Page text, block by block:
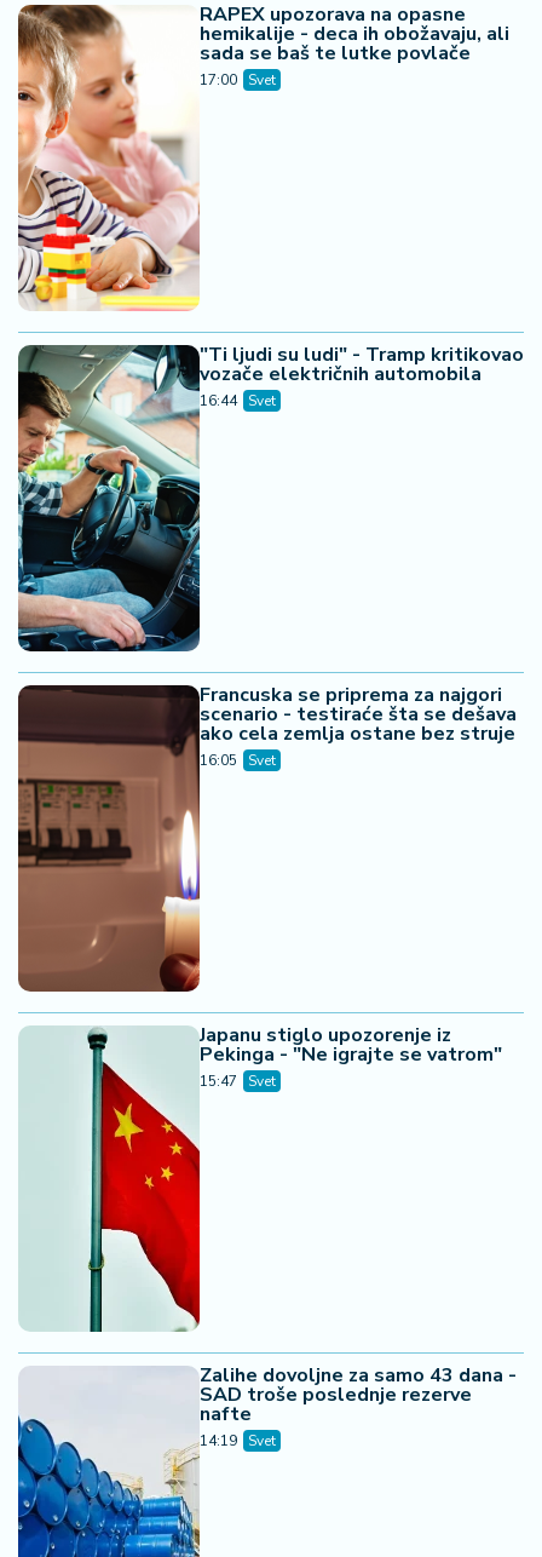
RAPEX upozorava na opasne
hemikalije - deca ih obožavaju, ali
sada se baš te lutke povlače
17:00 Svet
"Ti ljudi su ludi" - Tramp kritikovao
vozače električnih automobila
16:44 Svet
Francuska se priprema za najgori
scenario - testiraće šta se dešava
ako cela zemlja ostane bez struje
16:05 Svet
Japanu stiglo upozorenje iz
Pekinga - "Ne igrajte se vatrom"
15:47 Svet
Zalihe dovoljne za samo 43 dana -
SAD troše poslednje rezerve
nafte
14:19 Svet